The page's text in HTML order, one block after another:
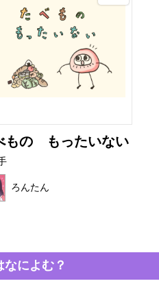
もの もったいない
ろんたん
なによむ？